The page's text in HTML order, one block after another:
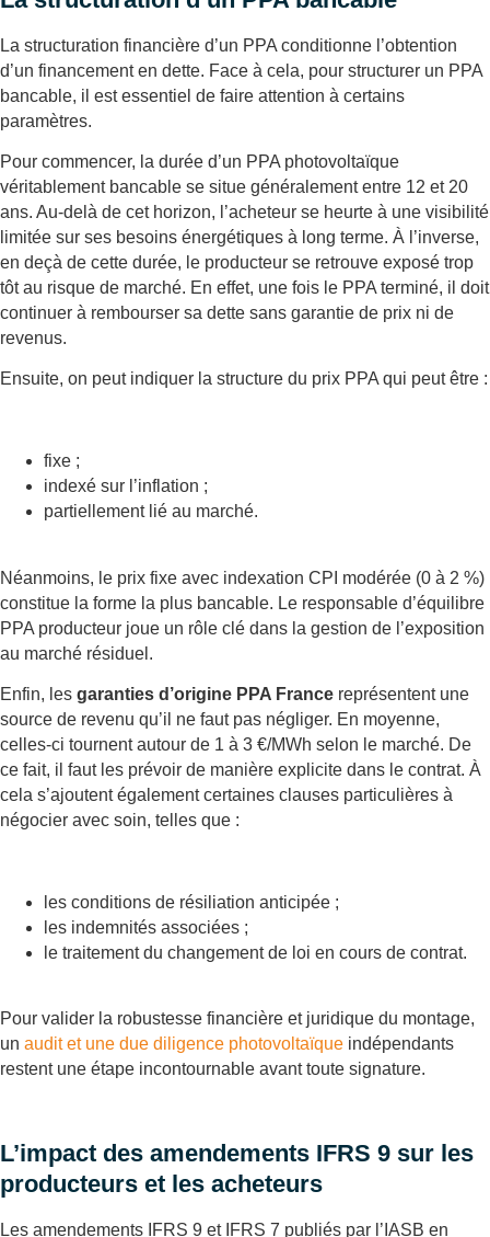
La structuration financière d’un PPA conditionne l’obtention
d’un financement en dette. Face à cela, pour structurer un PPA
bancable, il est essentiel de faire attention à certains
paramètres.
Pour commencer, la durée d’un PPA photovoltaïque
véritablement bancable se situe généralement entre 12 et 20
ans. Au-delà de cet horizon, l’acheteur se heurte à une visibilité
limitée sur ses besoins énergétiques à long terme. À l’inverse,
en deçà de cette durée, le producteur se retrouve exposé trop
tôt au risque de marché. En effet, une fois le PPA terminé, il doit
continuer à rembourser sa dette sans garantie de prix ni de
revenus.
Ensuite, on peut indiquer la structure du prix PPA qui peut être :
fixe ;
indexé sur l’inflation ;
partiellement lié au marché.
Néanmoins, le prix fixe avec indexation CPI modérée (0 à 2 %)
constitue la forme la plus bancable. Le responsable d’équilibre
PPA producteur joue un rôle clé dans la gestion de l’exposition
au marché résiduel.
Enfin, les garanties d’origine PPA France représentent une
source de revenu qu’il ne faut pas négliger. En moyenne,
celles-ci tournent autour de 1 à 3 €/MWh selon le marché. De
ce fait, il faut les prévoir de manière explicite dans le contrat. À
cela s’ajoutent également certaines clauses particulières à
négocier avec soin, telles que :
les conditions de résiliation anticipée ;
les indemnités associées ;
le traitement du changement de loi en cours de contrat.
Pour valider la robustesse financière et juridique du montage,
un audit et une due diligence photovoltaïque indépendants
restent une étape incontournable avant toute signature.
L’impact des amendements IFRS 9 sur les
producteurs et les acheteurs
Les amendements IFRS 9 et IFRS 7 publiés par l’IASB en